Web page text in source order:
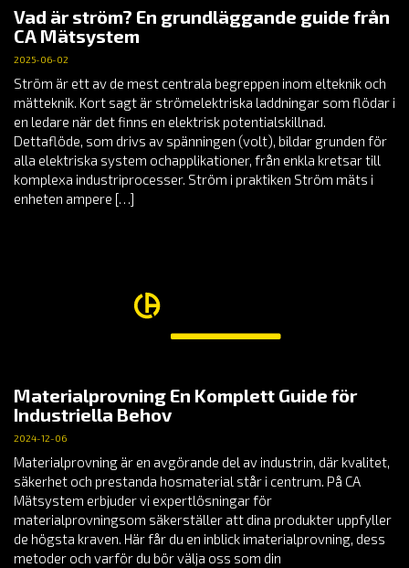
Vad är ström? En grundläggande guide från
CA Mätsystem
2025-06-02
Ström är ett av de mest centrala begreppen inom elteknik och
mätteknik. Kort sagt är strömelektriska laddningar som flödar i
en ledare när det finns en elektrisk potentialskillnad.
Dettaflöde, som drivs av spänningen (volt), bildar grunden för
alla elektriska system ochapplikationer, från enkla kretsar till
komplexa industriprocesser. Ström i praktiken Ström mäts i
enheten ampere […]
Materialprovning En Komplett Guide för
Industriella Behov
2024-12-06
Materialprovning är en avgörande del av industrin, där kvalitet,
säkerhet och prestanda hosmaterial står i centrum. På CA
Mätsystem erbjuder vi expertlösningar för
materialprovningsom säkerställer att dina produkter uppfyller
de högsta kraven. Här får du en inblick imaterialprovning, dess
metoder och varför du bör välja oss som din